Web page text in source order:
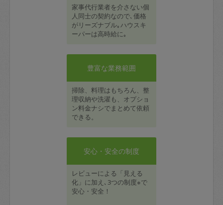
家事代行業者を介さない個
人同士の契約なので､価格
がリーズナブル｡ハウスキ
ーパーは高時給に｡
豊富な業務範囲
掃除、料理はもちろん、整
理収納や洗濯も、オプショ
ン料金ナシでまとめて依頼
できる。
安心・安全の制度
レビューによる「見える
化」に加え､3つの制度※で
安心・安全！